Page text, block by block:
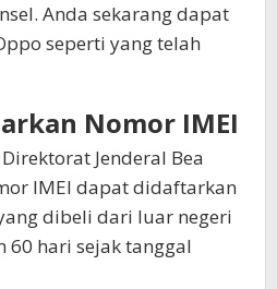
Anda sekarang dapat
seperti yang telah
Nomor IMEI
Jenderal Bea
IMEI dapat didaftarkan
dibeli dari luar negeri
hari sejak tanggal